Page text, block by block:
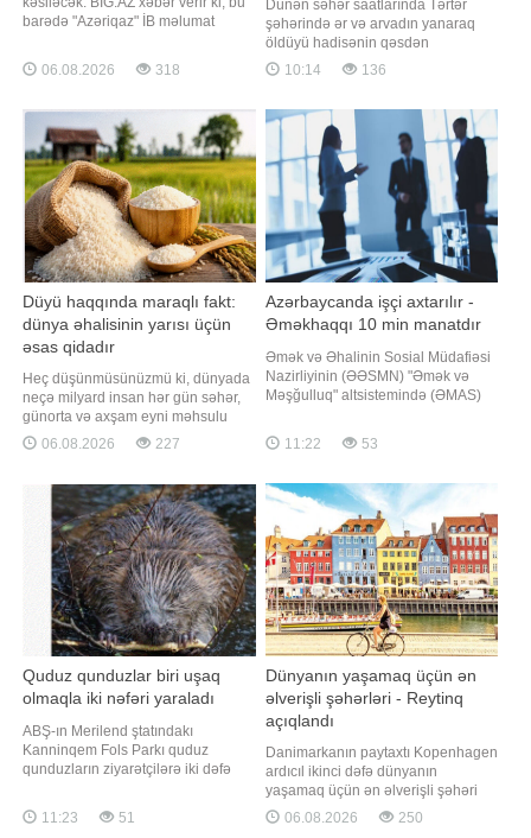
barədə "Azəriqaz" İB məlumat
işləri ilə əlaqədar sabah saat 10:00-
dan işlər yekunlaşanadək Sabunçu
M. Kalinin, Ş. Rustaveli, M.
İbrahimov küçələrinin və Bakıxano
06.08.2026 318
Dünən səhər saatlarında Tərtər
şəhərində ər və arvadın yanaraq
öldüyü hadisənin qəsdən
törədilməsi bəlli olub.
"Qafqazinfo"nun əldə etdiyi
sakini 1987-ci il təvəllüdlü Vüqar
Baxşəliyev tərəfindən törətdiyi üzə
çıxıb. Məlum olub ki, o, sübh
saatlarında 1941-c
10:14 136
Düyü haqqında maraqlı fakt:
dünya əhalisinin yarısı üçün
əsas qidadır
Heç düşünmüsünüzmü ki, dünyada
neçə milyard insan hər gün səhər,
günorta və axşam eyni məhsulu
yeyir?. Düyü sadəcə qarnir deyil. O,
planetdə yaşayan milyardlarla
Təsadüfi deyil ki, onu Asiyanın
"çörəyi" adlandırırlar. xarici mediaya
istinadən xəbər verir ki
06.08.2026 227
Azərbaycanda işçi axtarılır -
Əməkhaqqı 10 min manatdır
Əmək və Əhalinin Sosial Müdafiəsi
Nazirliyinin (ƏƏSMN) "Əmək və
Məşğulluq" altsistemində (ƏMAS)
tərəfindən təqdim olunan 65
mindən çox aktiv vakansiya
ki, bu barədə ƏƏSMN məlumat
yayıb. Qeyd olunan vakansiyalar
üzrə ən yüksə
11:22 53
Quduz qunduzlar biri uşaq
olmaqla iki nəfəri yaraladı
ABŞ-ın Merilend ştatındakı
Kanninqem Fols Parkı quduz
qunduzların ziyarətçilərə iki dəfə
bağlanıb. xəbər verir ki, bu barədə
RİA Novosti yerli hakimiyyət
11:23 51
Dünyanın yaşamaq üçün ən
əlverişli şəhərləri - Reytinq
açıqlandı
Danimarkanın paytaxtı Kopenhagen
ardıcıl ikinci dəfə dünyanın
yaşamaq üçün ən əlverişli şəhəri
seçilib. Qaynarinfo xəbər verir ki, bu
barədə Economist Intelligence Unit
06.08.2026 250